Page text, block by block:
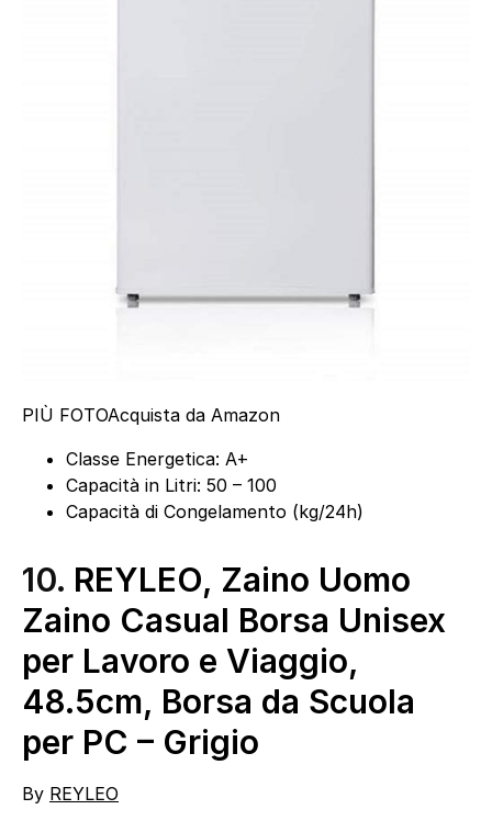
PIÙ FOTOAcquista da Amazon
Classe Energetica: A+
Capacità in Litri: 50 – 100
Capacità di Congelamento (kg/24h)
10. REYLEO, Zaino Uomo
Zaino Casual Borsa Unisex
per Lavoro e Viaggio,
48.5cm, Borsa da Scuola
per PC – Grigio
By REYLEO